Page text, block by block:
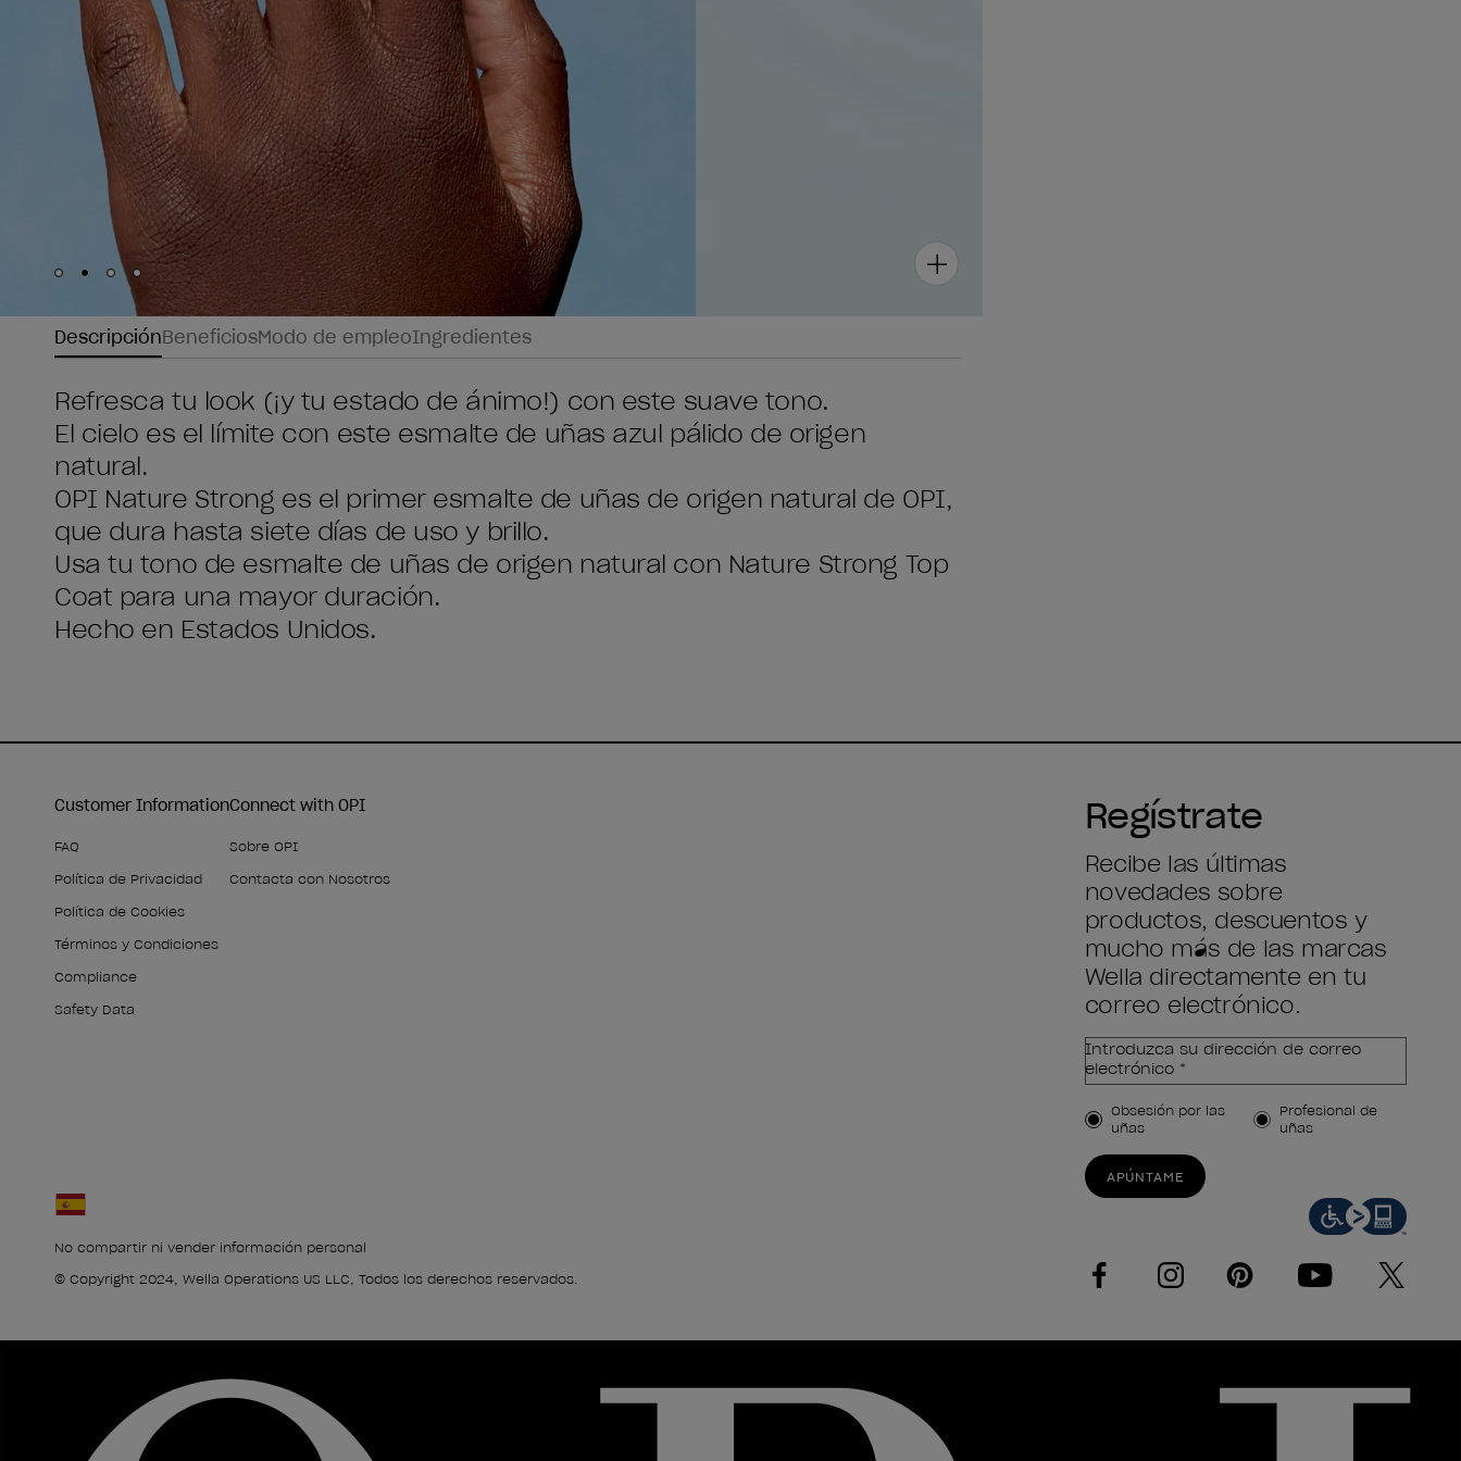
Skip to slide1
Skip to slide2
Skip to slide
Skip to slide 4
DescripciónBeneficiosModo de empleoIngredientes
Refresca tu look (¡y tu estado de ánimo!) con este suave tono.
El cielo es el límite con este esmalte de uñas azul pálido de origen
natural.
OPI Nature Strong es el primer esmalte de uñas de origen natural de OPI,
que dura hasta siete días de uso y brillo.
Usa tu tono de esmalte de uñas de origen natural con Nature Strong Top
Coat para una mayor duración.
Hecho en Estados Unidos.
Customer Information
FAQ
Política de Privacidad
Política de Cookies
Términos y Condiciones
Compliance
Safety Data
Connect with OPI
Sobre OPI
Contacta con Nosotros
No compartir ni vender información personal
© Copyright 2024, Wella Operations US LLC, Todos los derechos reservados.
Regístrate
Recibe las últimas
novedades sobre
productos, descuentos y
mucho más de las marcas
Wella directamente en tu
correo electrónico.
Introduzca su dirección de correo
electrónico *
Tipo de cliente
Obsesión por las
uñas
Profesional de
uñas
APÚNTAME